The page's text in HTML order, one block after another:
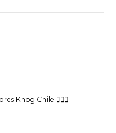
Knog Chile 🚴🏻‍♂️